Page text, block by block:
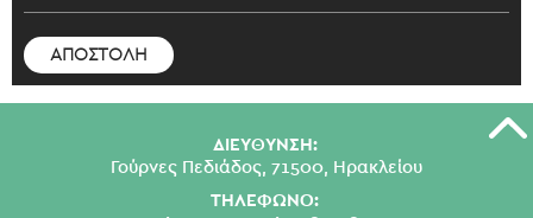
ΔΙΕΥΘΥΝΣΗ:
Γούρνες Πεδιάδος, 71500, Ηρακλείου
ΤΗΛΕΦΩΝΟ: